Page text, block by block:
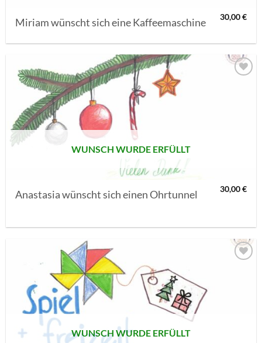
Miriam wünscht sich eine Kaffeemaschine 30,00€
WUNSCH WURDE ERFÜLLT
Anastasia wünscht sich einen Ohrtunnel 30,00€
SETZEN
WUNSCH WURDE ERFÜLLT